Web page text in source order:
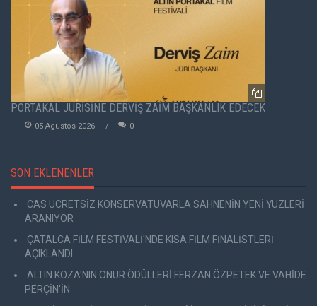
PORTAKAL JÜRİSİNE DERVİŞ ZAİM BAŞKANLIK EDECEK
05 Agustos 2026 0
SON EKLENENLER
CAS ÜCRETSİZ KONSERVATUVARLA SAHNENİN YENİ YÜZLERİ
ARANIYOR
ÇATALCA FİLM FESTİVALİ'NDE KISA FİLM FİNALİSTLERİ
AÇIKLANDI
ALTIN KOZA'NIN ONUR ÖDÜLLERİ FERZAN ÖZPETEK VE VAHİDE
PERÇİN'İN